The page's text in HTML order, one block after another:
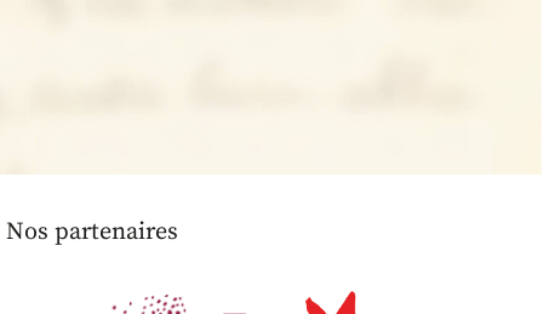
Nos partenaires